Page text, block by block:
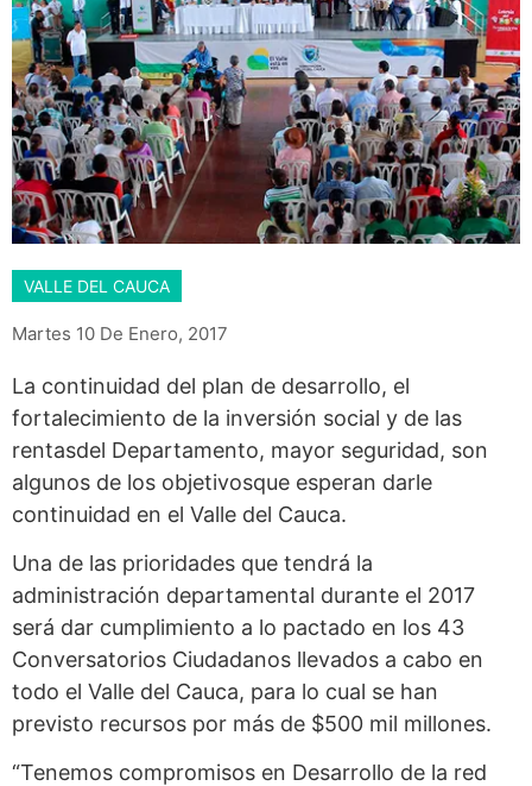
VALLE DEL CAUCA
Martes 10 De Enero, 2017
La continuidad del plan de desarrollo, el
fortalecimiento de la inversión social y de las
rentasdel Departamento, mayor seguridad, son
algunos de los objetivosque esperan darle
continuidad en el Valle del Cauca.
Una de las prioridades que tendrá la
administración departamental durante el 2017
será dar cumplimiento a lo pactado en los 43
Conversatorios Ciudadanos llevados a cabo en
todo el Valle del Cauca, para lo cual se han
previsto recursos por más de $500 mil millones.
“Tenemos compromisos en Desarrollo de la red